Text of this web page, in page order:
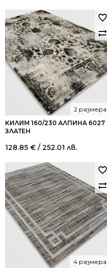
КИЛИМ 160/230 АЛПИНА 6027
ЗЛАТЕН
2 размера
128.85 € / 252.01 лв.
4 размера